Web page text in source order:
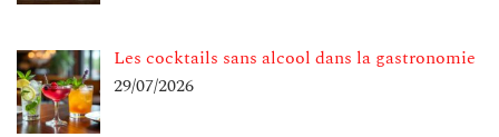
Les cocktails sans alcool dans la gastronomie
29/07/2026